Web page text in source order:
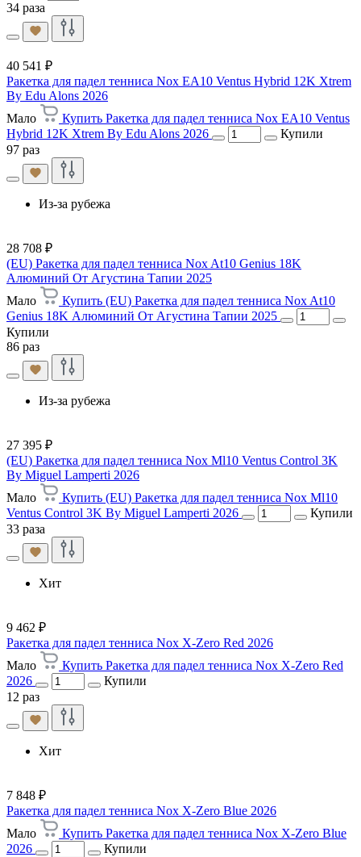
34 раза
40 541 ₽
Ракетка для падел тенниса Nox EA10 Ventus Hybrid 12K Xtrem
By Edu Alons 2026
Мало
Купить Ракетка для падел тенниса Nox EA10 Ventus
Hybrid 12K Xtrem By Edu Alons 2026
Купили
97 раз
Из-за рубежа
28 708 ₽
(EU) Ракетка для падел тенниса Nox At10 Genius 18K
Алюминий От Агустина Тапии 2025
Мало
Купить (EU) Ракетка для падел тенниса Nox At10
Genius 18K Алюминий От Агустина Тапии 2025
Купили
86 раз
Из-за рубежа
27 395 ₽
(EU) Ракетка для падел тенниса Nox Ml10 Ventus Control 3K
By Miguel Lamperti 2026
Мало
Купить (EU) Ракетка для падел тенниса Nox Ml10
Ventus Control 3K By Miguel Lamperti 2026
Купили
33 раза
Хит
9 462 ₽
Ракетка для падел тенниса Nox X-Zero Red 2026
Мало
Купить Ракетка для падел тенниса Nox X-Zero Red
2026
Купили
12 раз
Хит
7 848 ₽
Ракетка для падел тенниса Nox X-Zero Blue 2026
Мало
Купить Ракетка для падел тенниса Nox X-Zero Blue
2026
Купили